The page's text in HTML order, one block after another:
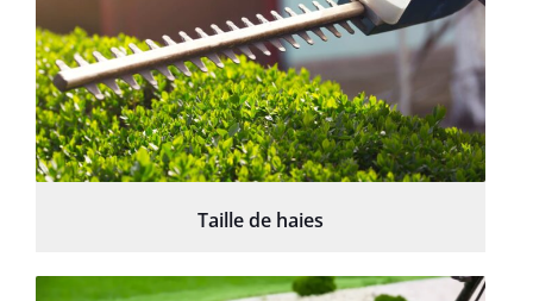
Taille de haies